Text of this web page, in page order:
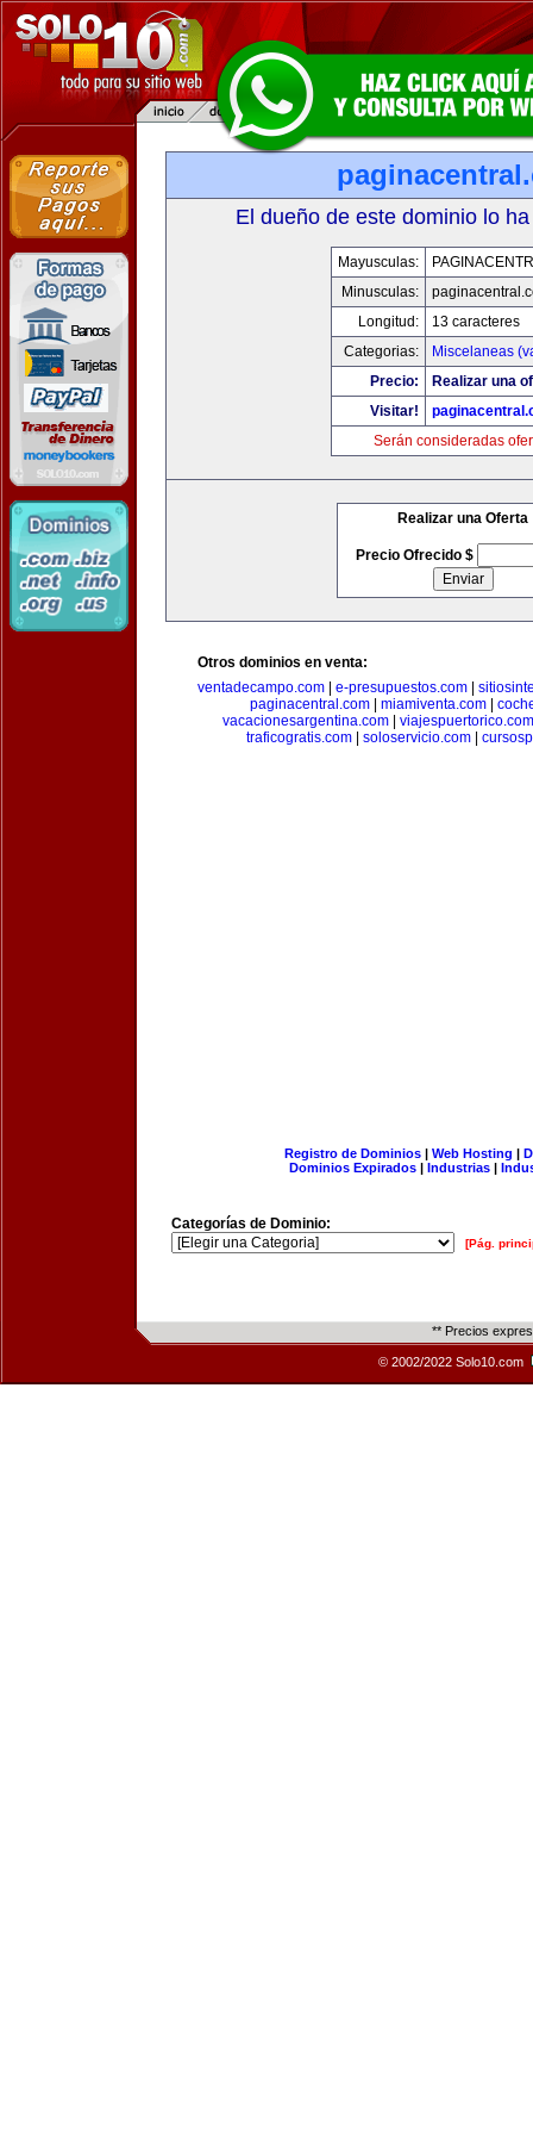
El dueño de este dominio lo
Mayusculas:
Minusculas:
Longitud:
13 caracteres
Categorias:
Miscelaneas
Precio:
Realizar una
Visitar!
Serán consideradas
Realizar una Oferta
Precio Ofrecido $
Otros dominios en venta:
ventadecampo.com
e-presupuestos.com
paginacentral.com| miamiventa.com|
vacacionesargentina.com
viajespuertorico.com
traficogratis.com| soloservicio.com|
Registro de Dominios| Web Hosting |
Dominios Expirados | Industrias |
Categorías de Dominio:
[Pág.
** Precios
© 2002/2022 Solo10.com